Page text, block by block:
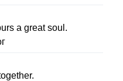
a great soul .
.